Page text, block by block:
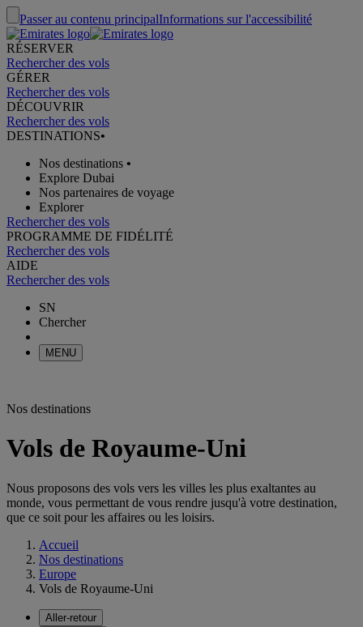
Passer au contenu principalInformations sur l'accessibilité
RÉSERVER
Rechercher des vols
GÉRER
Rechercher des vols
DÉCOUVRIR
Rechercher des vols
DESTINATIONS•
Nos destinations •
Explore Dubai
Nos partenaires de voyage
Explorer
Rechercher des vols
PROGRAMME DE FIDÉLITÉ
Rechercher des vols
AIDE
Rechercher des vols
SN
Chercher
MENU
Nos destinations
Vols de Royaume-Uni
Nous proposons des vols vers les villes les plus exaltantes au
monde, vous permettant de vous rendre jusqu'à votre destination,
que ce soit pour les affaires ou les loisirs.
Accueil
Nos destinations
Europe
Vols de Royaume-Uni
Aller-retour